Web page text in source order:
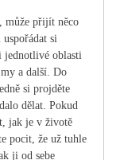
může přijít něco
si
jednotlivé oblasti
a další. Do
si projděte
dělat. Pokud
jak je v životě
pocit, že už tuhle
ji od sebe